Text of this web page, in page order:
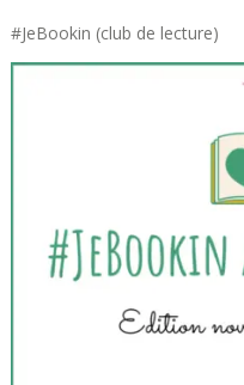
#JeBookin (club de lecture)
#26
(novembre
2020)